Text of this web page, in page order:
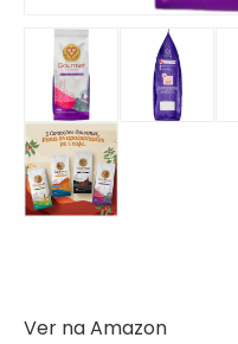
Ver na Amazon